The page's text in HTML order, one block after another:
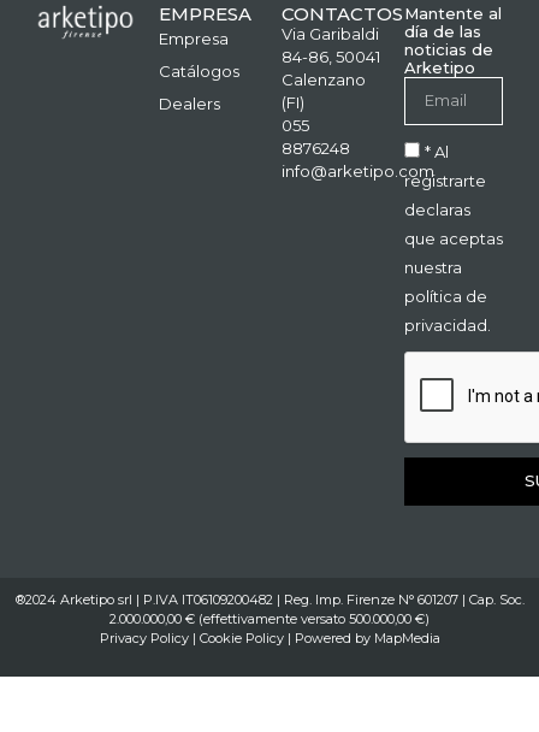
EMPRESA
Empresa
Catálogos
Dealers
CONTACTOS
Via Garibaldi
84-86, 50041
Calenzano
(FI)
055
8876248
info@arketipo.com
Mantente al
día de las
noticias de
Arketipo
* Al
registrarte
declaras
que aceptas
nuestra
política de
privacidad.
®2024 Arketipo srl | P.IVA IT06109200482 | Reg. Imp. Firenze N° 601207 | Cap. Soc.
2.000.000,00 € (effettivamente versato 500.000,00 €)
Privacy Policy| Cookie Policy| Powered by MapMedia